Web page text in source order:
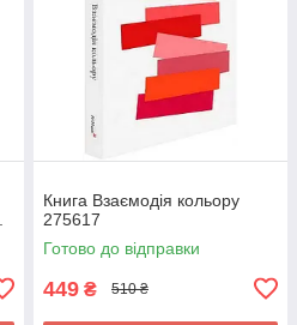
Книга Взаємодія кольору
275617
Готово до відправки
449 ₴ 510 ₴